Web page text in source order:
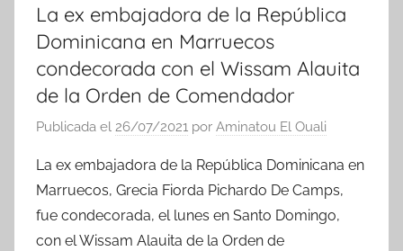
La ex embajadora de la República
Dominicana en Marruecos
condecorada con el Wissam Alauita
de la Orden de Comendador
Publicada el 26/07/2021 por Aminatou El Ouali
La ex embajadora de la República Dominicana en
Marruecos, Grecia Fiorda Pichardo De Camps,
fue condecorada, el lunes en Santo Domingo,
con el Wissam Alauita de la Orden de